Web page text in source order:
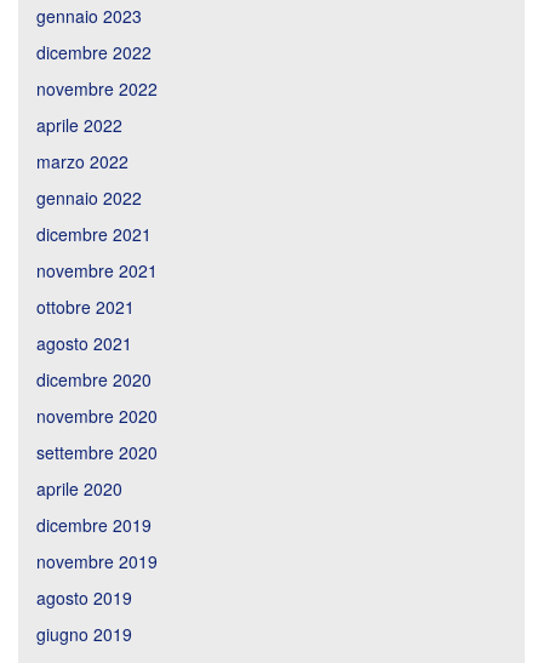
gennaio 2023
dicembre 2022
novembre 2022
aprile 2022
marzo 2022
gennaio 2022
dicembre 2021
novembre 2021
ottobre 2021
agosto 2021
dicembre 2020
novembre 2020
settembre 2020
aprile 2020
dicembre 2019
novembre 2019
agosto 2019
giugno 2019